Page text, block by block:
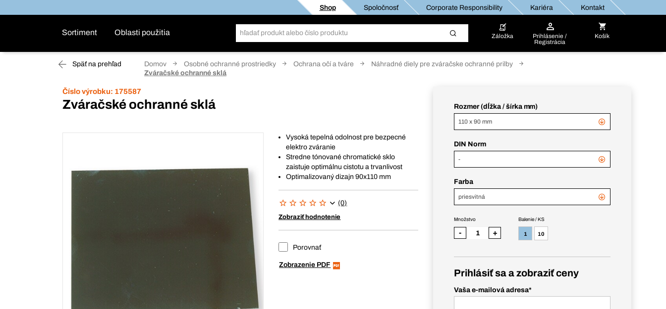
Shop Spoločnosť Corporate Responsibility Kariéra Kontakt
Sortiment Oblasti použitia Záložka
Prihlásenie /
Registrácia
Košík
Späť na prehľad Domov Osobné ochranné prostriedky Ochrana očí a tváre
Náhradné diely pre zváračske ochranné prilby
Zváračské ochranné sklá
Číslo výrobku: 175587
Zváračské ochranné sklá
Vysoká tepelná odolnost pre bezpecné
elektro zváranie
Stredne tónované chromatické sklo
zaistuje optimálnu cistotu a trvanlivost
Optimalizovaný dizajn 90x110 mm
(0)
Zobraziť hodnotenie
Porovnať
Zobrazenie PDF
Rozmer (dĺžka / šírka mm)
110 x 90 mm
DIN Norm
-
Farba
priesvitná
Balenie / KS
1 10
Množstvo
- +
Prihlásiť sa a zobraziť ceny
Vaša e-mailová adresa*